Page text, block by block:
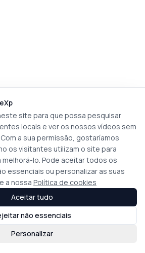
site para que possa pesquisar
locais e ver os nossos vídeos sem
a sua permissão, gostaríamos
os visitantes utilizam o site para
lo. Pode aceitar todos os
essenciais ou personalizar as suas
a nossa Política de cookies
Personalizar
não essenciais
Aceitar tudo